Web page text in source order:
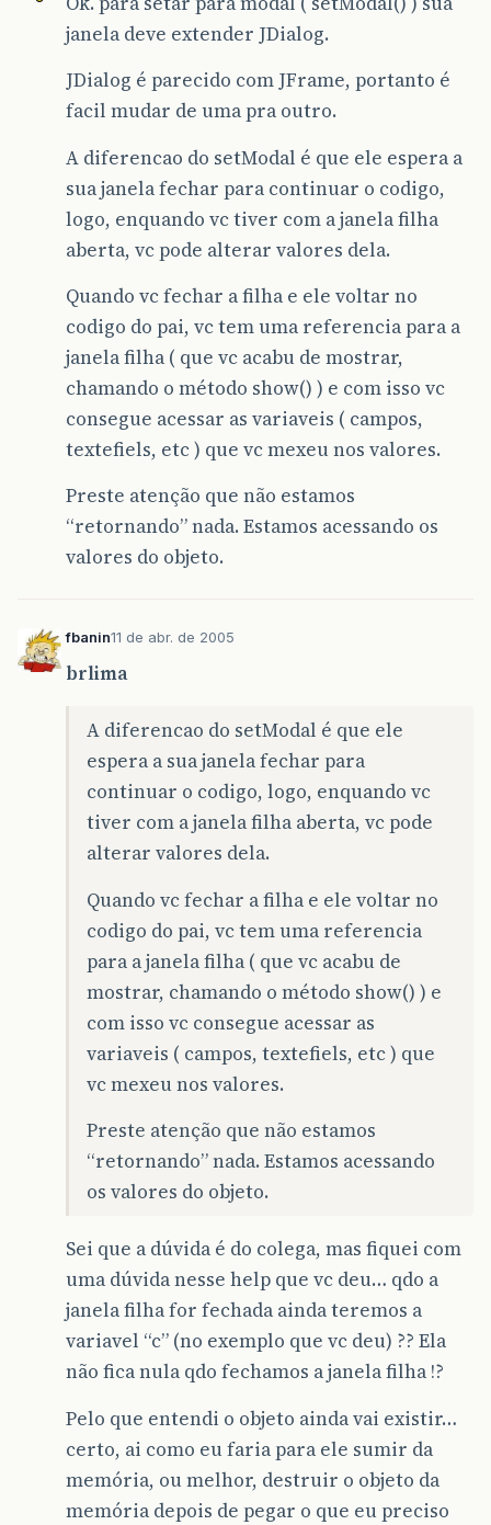
janela deve extender JDialog.
JDialog é parecido com JFrame, portanto é
facil mudar de uma pra outro.
A diferencao do setModal é que ele espera a
sua janela fechar para continuar o codigo,
logo, enquando vc tiver com a janela filha
aberta, vc pode alterar valores dela.
Quando vc fechar a filha e ele voltar no
codigo do pai, vc tem uma referencia para a
janela filha ( que vc acabu de mostrar,
chamando o método show() ) e com isso vc
consegue acessar as variaveis ( campos,
textefiels, etc ) que vc mexeu nos valores.
Preste atenção que não estamos
“retornando” nada. Estamos acessando os
valores do objeto.
fbanin11 de abr. de 2005
brlima
A diferencao do setModal é que ele
espera a sua janela fechar para
continuar o codigo, logo, enquando vc
tiver com a janela filha aberta, vc pode
alterar valores dela.
Quando vc fechar a filha e ele voltar no
codigo do pai, vc tem uma referencia
para a janela filha ( que vc acabu de
mostrar, chamando o método show() ) e
com isso vc consegue acessar as
variaveis ( campos, textefiels, etc ) que
vc mexeu nos valores.
Preste atenção que não estamos
“retornando” nada. Estamos acessando
os valores do objeto.
Sei que a dúvida é do colega, mas fiquei com
uma dúvida nesse help que vc deu… qdo a
janela filha for fechada ainda teremos a
variavel “c” (no exemplo que vc deu) ?? Ela
não fica nula qdo fechamos a janela filha !?
Pelo que entendi o objeto ainda vai existir…
certo, ai como eu faria para ele sumir da
memória, ou melhor, destruir o objeto da
memória depois de pegar o que eu preciso